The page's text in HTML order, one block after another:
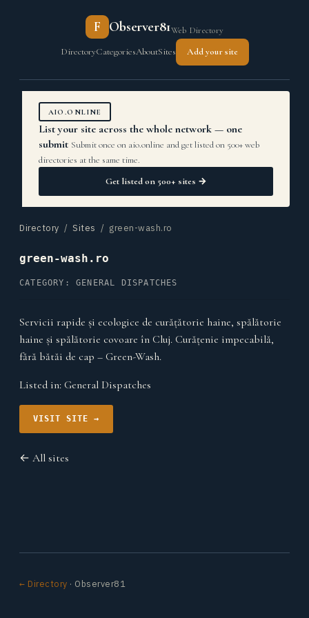
F Observer81Web Directory
DirectoryCategoriesAboutSites Add your site
AIO.ONLINE
List your site across the whole network — one
submit Submit once on aio.online and get listed on 500+ web
directories at the same time.
Get listed on 500+ sites →
Directory / Sites / green-wash.ro
green-wash.ro
CATEGORY: GENERAL DISPATCHES
Servicii rapide și ecologice de curățătorie haine, spălătorie
haine și spălătorie covoare în Cluj. Curățenie impecabilă,
fără bătăi de cap – Green-Wash.
Listed in: General Dispatches
VISIT SITE →
← All sites
← Directory · Observer81